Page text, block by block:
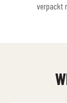
verpackt